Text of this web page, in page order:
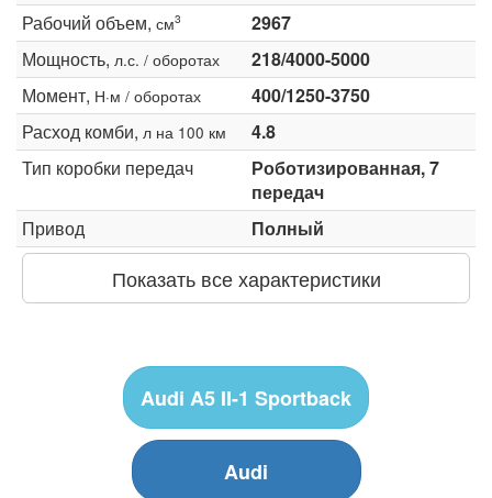
Рабочий объем, см3
2967
Мощность, л.с. / оборотах
218/4000-5000
Момент, Н·м / оборотах
400/1250-3750
Расход комби, л на 100 км
4.8
Тип коробки передач
Роботизированная, 7
передач
Привод
Полный
Показать все характеристики
Audi A5 II-1 Sportback
Audi